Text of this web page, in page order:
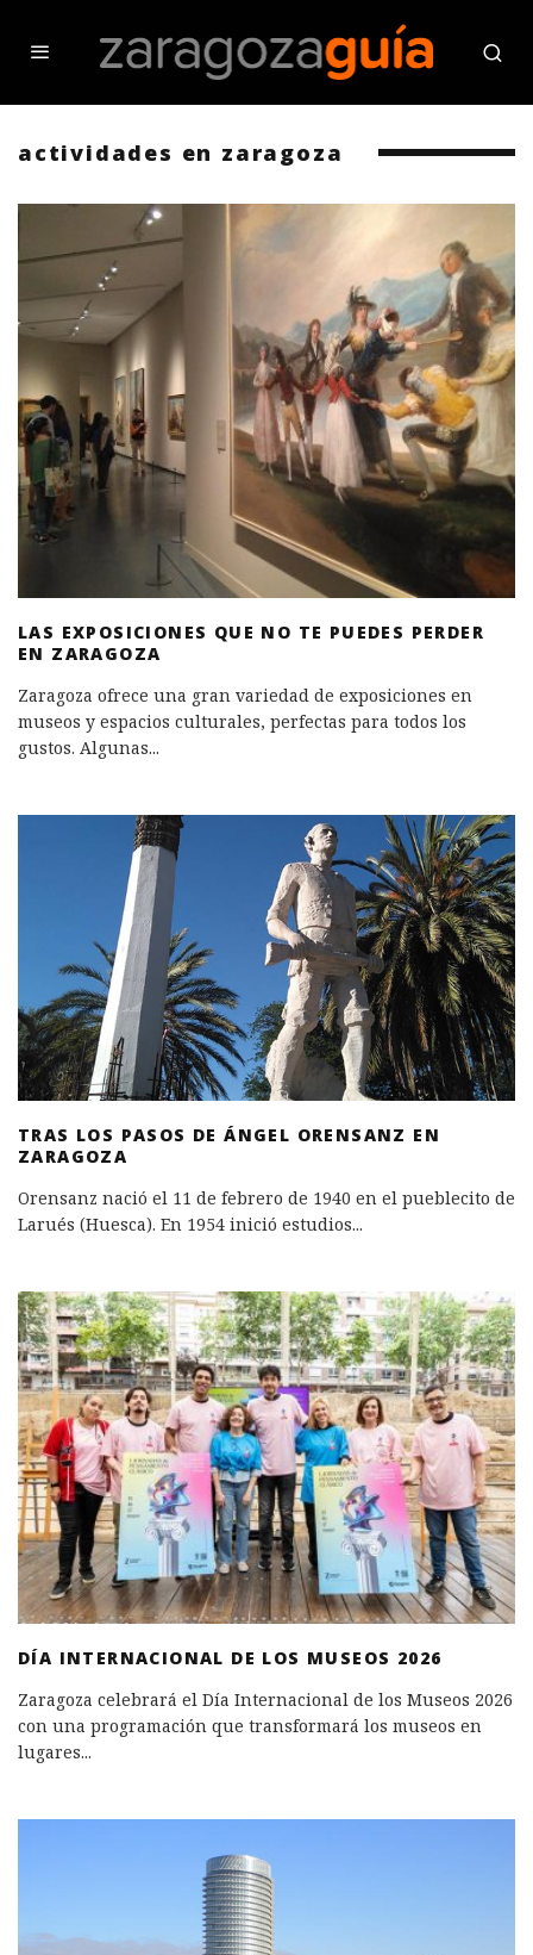
actividades en zaragoza
LAS EXPOSICIONES QUE NO TE PUEDES PERDER
EN ZARAGOZA
Zaragoza ofrece una gran variedad de exposiciones en
museos y espacios culturales, perfectas para todos los
gustos. Algunas...
TRAS LOS PASOS DE ÁNGEL ORENSANZ EN
ZARAGOZA
Orensanz nació el 11 de febrero de 1940 en el pueblecito de
Larués (Huesca). En 1954 inició estudios...
DÍA INTERNACIONAL DE LOS MUSEOS 2026
Zaragoza celebrará el Día Internacional de los Museos 2026
con una programación que transformará los museos en
lugares...